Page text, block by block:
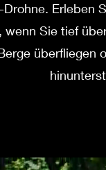
Drohne. Erleben
wenn Sie tief
überfliegen